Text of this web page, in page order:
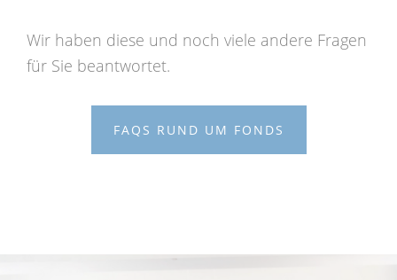
Wir haben diese und noch viele andere Fragen
für Sie beantwortet.
FAQS RUND UM FONDS